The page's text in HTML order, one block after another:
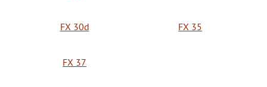
FX 30d FX 35
FX 37